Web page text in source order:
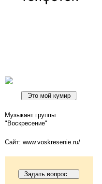
Музыкант группы
"Воскресение"
Сайт: www.voskresenie.ru/